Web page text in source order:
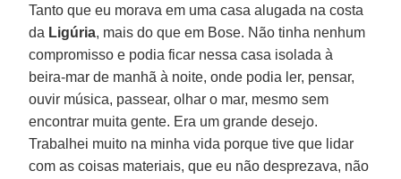
Tanto que eu morava em uma casa alugada na costa
da Ligúria, mais do que em Bose. Não tinha nenhum
compromisso e podia ficar nessa casa isolada à
beira-mar de manhã à noite, onde podia ler, pensar,
ouvir música, passear, olhar o mar, mesmo sem
encontrar muita gente. Era um grande desejo.
Trabalhei muito na minha vida porque tive que lidar
com as coisas materiais, que eu não desprezava, não